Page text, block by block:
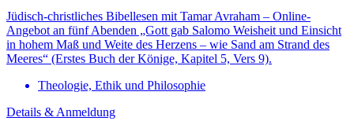
Jüdisch-christliches Bibellesen mit Tamar Avraham – Online-
Angebot an fünf Abenden „Gott gab Salomo Weisheit und Einsicht
in hohem Maß und Weite des Herzens – wie Sand am Strand des
Meeres“ (Erstes Buch der Könige, Kapitel 5, Vers 9).
Theologie, Ethik und Philosophie
Details & Anmeldung